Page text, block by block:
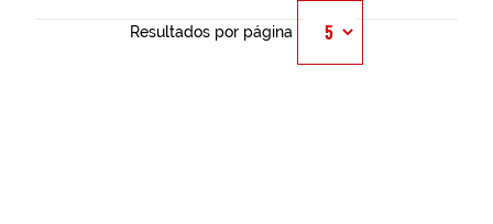
Resultados por página